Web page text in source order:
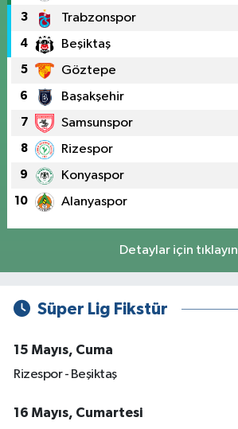
3 Trabzonspor
4 Beşiktaş
5 Göztepe
6 Başakşehir
7 Samsunspor
8 Rizespor
9 Konyaspor
10 Alanyaspor
Detaylar için tıklayın
Süper Lig Fikstür
15 Mayıs, Cuma
Rizespor - Beşiktaş
16 Mayıs, Cumartesi